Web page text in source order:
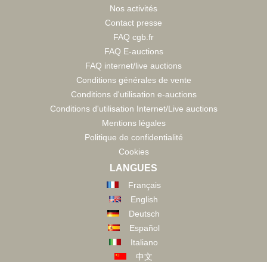
Nos activités
Contact presse
FAQ cgb.fr
FAQ E-auctions
FAQ internet/live auctions
Conditions générales de vente
Conditions d'utilisation e-auctions
Conditions d'utilisation Internet/Live auctions
Mentions légales
Politique de confidentialité
Cookies
LANGUES
Français
English
Deutsch
Español
Italiano
中文